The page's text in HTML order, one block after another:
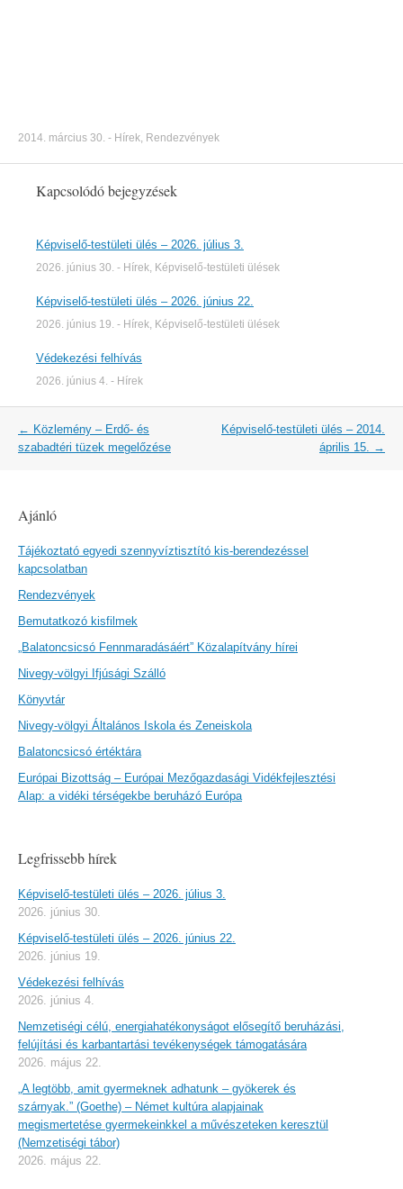
2014. március 30. - Hírek, Rendezvények
Kapcsolódó bejegyzések
Képviselő-testületi ülés – 2026. július 3.
2026. június 30. - Hírek, Képviselő-testületi ülések
Képviselő-testületi ülés – 2026. június 22.
2026. június 19. - Hírek, Képviselő-testületi ülések
Védekezési felhívás
2026. június 4. - Hírek
Post
navigation
← Közlemény – Erdő- és
szabadtéri tüzek megelőzése
Képviselő-testületi ülés – 2014.
április 15. →
Ajánló
Tájékoztató egyedi szennyvíztisztító kis-berendezéssel
kapcsolatban
Rendezvények
Bemutatkozó kisfilmek
„Balatoncsicsó Fennmaradásáért” Közalapítvány hírei
Nivegy-völgyi Ifjúsági Szálló
Könyvtár
Nivegy-völgyi Általános Iskola és Zeneiskola
Balatoncsicsó értéktára
Európai Bizottság – Európai Mezőgazdasági Vidékfejlesztési
Alap: a vidéki térségekbe beruházó Európa
Legfrissebb hírek
Képviselő-testületi ülés – 2026. július 3.
2026. június 30.
Képviselő-testületi ülés – 2026. június 22.
2026. június 19.
Védekezési felhívás
2026. június 4.
Nemzetiségi célú, energiahatékonyságot elősegítő beruházási,
felújítási és karbantartási tevékenységek támogatására
2026. május 22.
„A legtöbb, amit gyermeknek adhatunk – gyökerek és
szárnyak.” (Goethe) – Német kultúra alapjainak
megismertetése gyermekeinkkel a művészeteken keresztül
(Nemzetiségi tábor)
2026. május 22.